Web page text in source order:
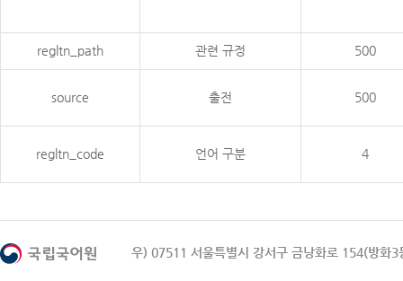
regltn_path 관련 규정 500
source 출전 500
regltn_code 언어 구분 4
우) 07511 서울특별시 강서구 금낭화로 154(방화3